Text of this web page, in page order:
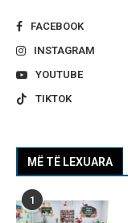
FACEBOOK
INSTAGRAM
YOUTUBE
TIKTOK
MË TË LEXUARA
1